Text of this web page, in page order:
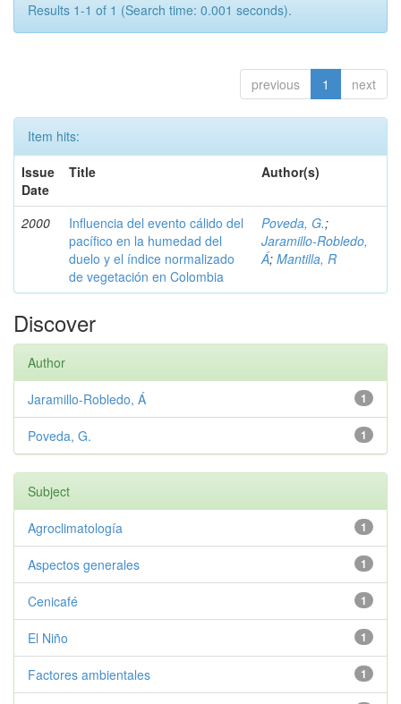
Results 1-1 of 1 (Search time: 0.001 seconds).
previous 1 next
Item hits:
Issue
Date
Title Author(s)
2000
Influencia del evento cálido del
pacífico en la humedad del
duelo y el índice normalizado
de vegetación en Colombia
Poveda, G.;
Jaramillo-Robledo,
Á; Mantilla, R
Discover
Author
1
Jaramillo-Robledo, Á
1
Poveda, G.
Subject
1
Agroclimatología
1
Aspectos generales
1
Cenicafé
1
El Niño
1
Factores ambientales